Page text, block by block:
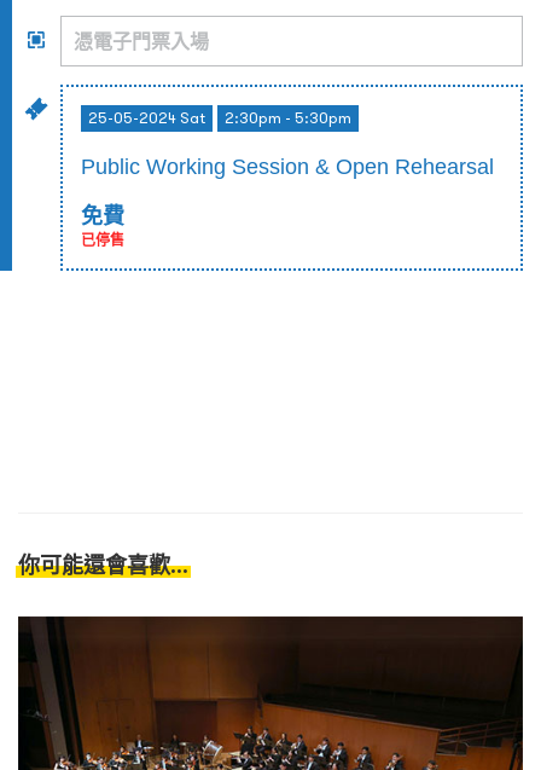
25-05-2024 Sat 2:30pm - 5:30pm
Public Working Session & Open Rehearsal
免費
已停售
你可能還會喜歡...